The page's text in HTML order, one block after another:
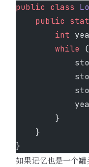
public class
    public
        int
        while
        }
    }
}
如果记忆也是一个